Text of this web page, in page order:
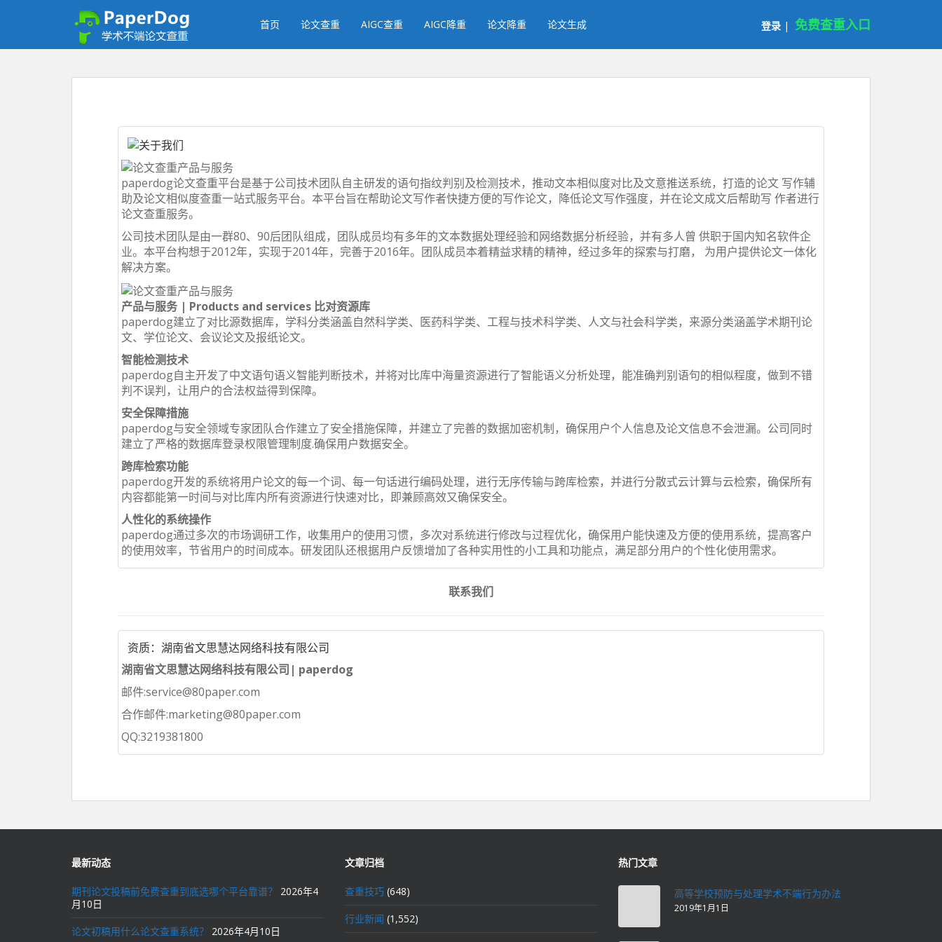
首页 论文查重 AIGC查重 AIGC降重 论文降重 论文生成 登录 | 免费查重入口
paperdog论文查重平台是基于公司技术团队自主研发的语句指纹判别及检测技术，推动文本相似度对比及文意推送系统，打造的论文 写作辅
助及论文相似度查重一站式服务平台。本平台旨在帮助论文写作者快捷方便的写作论文，降低论文写作强度，并在论文成文后帮助写 作者进行
论文查重服务。
公司技术团队是由一群80、90后团队组成，团队成员均有多年的文本数据处理经验和网络数据分析经验，并有多人曾 供职于国内知名软件企
业。本平台构想于2012年，实现于2014年，完善于2016年。团队成员本着精益求精的精神，经过多年的探索与打磨， 为用户提供论文一体化
解决方案。
产品与服务 | Products and services 比对资源库
paperdog建立了对比源数据库，学科分类涵盖自然科学类、医药科学类、工程与技术科学类、人文与社会科学类，来源分类涵盖学术期刊论
文、学位论文、会议论文及报纸论文。
智能检测技术
paperdog自主开发了中文语句语义智能判断技术，并将对比库中海量资源进行了智能语义分析处理，能准确判别语句的相似程度，做到不错
判不误判，让用户的合法权益得到保障。
安全保障措施
paperdog与安全领域专家团队合作建立了安全措施保障，并建立了完善的数据加密机制，确保用户个人信息及论文信息不会泄漏。公司同时
建立了严格的数据库登录权限管理制度.确保用户数据安全。
跨库检索功能
paperdog开发的系统将用户论文的每一个词、每一句话进行编码处理，进行无序传输与跨库检索，并进行分散式云计算与云检索，确保所有
内容都能第一时间与对比库内所有资源进行快速对比，即兼顾高效又确保安全。
人性化的系统操作
paperdog通过多次的市场调研工作，收集用户的使用习惯，多次对系统进行修改与过程优化，确保用户能快速及方便的使用系统，提高客户
的使用效率，节省用户的时间成本。研发团队还根据用户反馈增加了各种实用性的小工具和功能点，满足部分用户的个性化使用需求。
联系我们
资质：湖南省文思慧达网络科技有限公司
湖南省文思慧达网络科技有限公司| paperdog
邮件:service@80paper.com
合作邮件:marketing@80paper.com
QQ:3219381800
最新动态
期刊论文投稿前免费查重到底选哪个平台靠谱？
2026年4
月10日
论文初稿用什么论文查重系统？ 2026年4月10日
文章归档
查重技巧 (648)
行业新闻 (1,552)
热门文章
高等学校预防与处理学术不端行为办法
2019年1月1日